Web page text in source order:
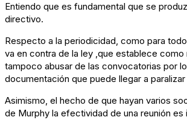
Entiendo que es fundamental que se
directivo.
Respecto a la periodicidad, como para
va en contra de la ley ,que establece como
tampoco abusar de las convocatorias por
documentación que puede llegar a
Asimismo, el hecho de que hayan varios
de Murphy la efectividad de una reunión